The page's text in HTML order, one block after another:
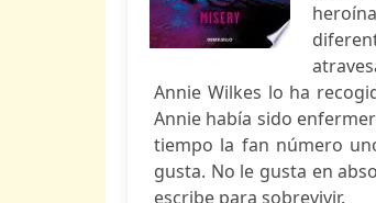
Annie Wilkes lo ha
Annie había sido
tiempo la fan número
gusta. No le gusta en
escribe para sobrevivir.